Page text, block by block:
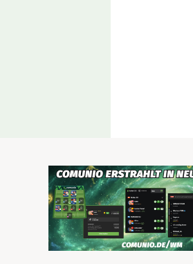
Diese Spieler sind
Mögliche Optionen:
Bicakcic ersetzt
wird am Freitag
würde für Roger in